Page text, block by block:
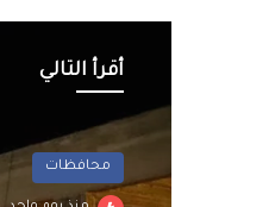
أقرأ التالي
محافظات